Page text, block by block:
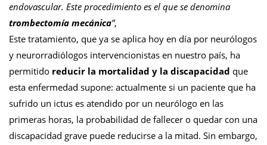
endovascular. Este procedimiento es el que se denomina
trombectomía mecánica”,
Este tratamiento, que ya se aplica hoy en día por neurólogos
y neurorradiólogos intervencionistas en nuestro país, ha
permitido reducir la mortalidad y la discapacidad que
esta enfermedad supone: actualmente si un paciente que ha
sufrido un ictus es atendido por un neurólogo en las
primeras horas, la probabilidad de fallecer o quedar con una
discapacidad grave puede reducirse a la mitad. Sin embargo,